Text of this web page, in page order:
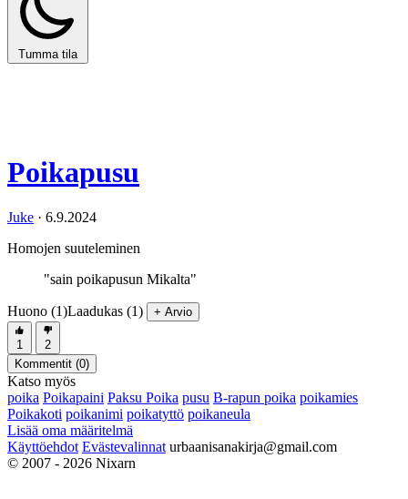
Tumma tila
Poikapusu
Juke · 6.9.2024
Homojen suuteleminen
"sain poikapusun Mikalta"
Huono (1)Laadukas (1) + Arvio
1
2
Kommentit (0)
Katso myös
poika Poikapaini Paksu Poika pusu B-rapun poika poikamies
Poikakoti poikanimi poikatyttö poikaneula
Lisää oma määritelmä
Käyttöehdot Evästevalinnat urbaanisanakirja@gmail.com
© 2007 - 2026 Nixarn